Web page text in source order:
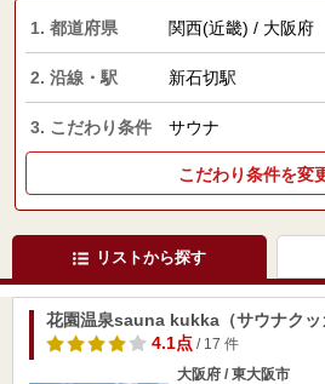
1. 都道府県 関西(近畿) / 大阪府
2. 沿線・駅 新石切駅
3. こだわり条件 サウナ
こだわり条件を変
リストから探す
花園温泉sauna kukka（サウナクッ
4.1点/ 17 件
大阪府 / 東大阪市